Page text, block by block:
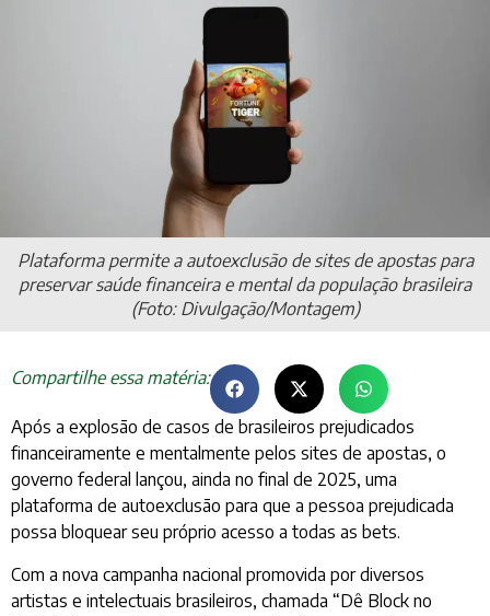
Plataforma permite a autoexclusão de sites de apostas para
preservar saúde financeira e mental da população brasileira
(Foto: Divulgação/Montagem)
Compartilhe essa matéria:
Após a explosão de casos de brasileiros prejudicados
financeiramente e mentalmente pelos sites de apostas, o
governo federal lançou, ainda no final de 2025, uma
plataforma de autoexclusão para que a pessoa prejudicada
possa bloquear seu próprio acesso a todas as bets.
Com a nova campanha nacional promovida por diversos
artistas e intelectuais brasileiros, chamada “Dê Block no